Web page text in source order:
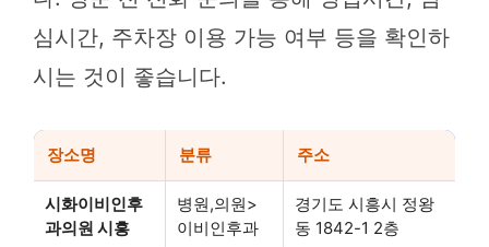
심시간, 주차장 이용 가능 여부 등을 확인하
시는 것이 좋습니다.
장소명 분류 주소
시화이비인후
과의원 시흥
병원,의원>
이비인후과
경기도 시흥시 정왕
동 1842-1 2층